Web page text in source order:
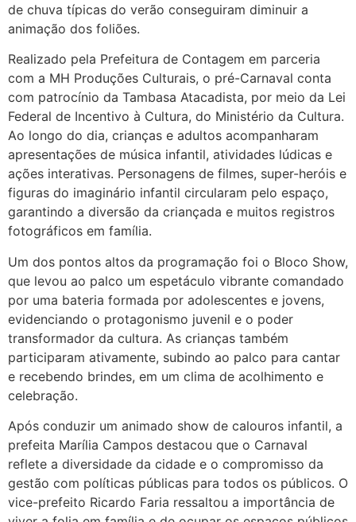
de chuva típicas do verão conseguiram diminuir a
animação dos foliões.
Realizado pela Prefeitura de Contagem em parceria
com a MH Produções Culturais, o pré-Carnaval conta
com patrocínio da Tambasa Atacadista, por meio da Lei
Federal de Incentivo à Cultura, do Ministério da Cultura.
Ao longo do dia, crianças e adultos acompanharam
apresentações de música infantil, atividades lúdicas e
ações interativas. Personagens de filmes, super-heróis e
figuras do imaginário infantil circularam pelo espaço,
garantindo a diversão da criançada e muitos registros
fotográficos em família.
Um dos pontos altos da programação foi o Bloco Show,
que levou ao palco um espetáculo vibrante comandado
por uma bateria formada por adolescentes e jovens,
evidenciando o protagonismo juvenil e o poder
transformador da cultura. As crianças também
participaram ativamente, subindo ao palco para cantar
e recebendo brindes, em um clima de acolhimento e
celebração.
Após conduzir um animado show de calouros infantil, a
prefeita Marília Campos destacou que o Carnaval
reflete a diversidade da cidade e o compromisso da
gestão com políticas públicas para todos os públicos. O
vice-prefeito Ricardo Faria ressaltou a importância de